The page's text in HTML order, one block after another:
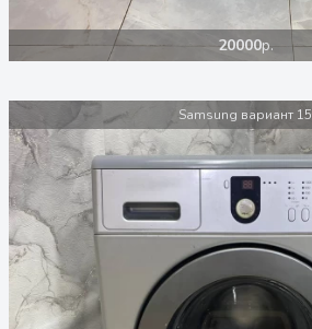
20000р.
Samsung вариант 15